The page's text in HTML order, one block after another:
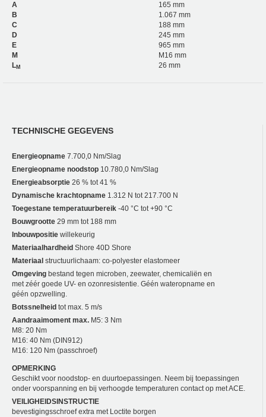
A
165 mm
B
1.067 mm
C
188 mm
D
245 mm
E
965 mm
M
M16 mm
LM 26 mm
TECHNISCHE GEGEVENS
Energieopname 7.700,0 Nm/Slag
Energieopname noodstop 10.780,0 Nm/Slag
Energieabsorptie 26 % tot 41 %
Dynamische krachtopname 1.312 N tot 217.700 N
Toegestane temperatuurbereik -40 °C tot +90 °C
Bouwgrootte 29 mm tot 188 mm
Inbouwpositie willekeurig
Materiaalhardheid Shore 40D Shore
Materiaal structuurlichaam: co-polyester elastomeer
Omgeving bestand tegen microben, zeewater, chemicaliën en
met zéér goede UV- en ozonresistentie. Géén wateropname en
géén opzwelling.
Botssnelheid tot max. 5 m/s
Aandraaimoment max. M5: 3 Nm
M8: 20 Nm
M16: 40 Nm (DIN912)
M16: 120 Nm (passchroef)
OPMERKING
Geschikt voor noodstop- en duurtoepassingen. Neem bij toepassingen
onder voorspanning en bij verhoogde temperaturen contact op met ACE.
VEILIGHEIDSINSTRUCTIE
bevestigingsschroef extra met Loctite borgen